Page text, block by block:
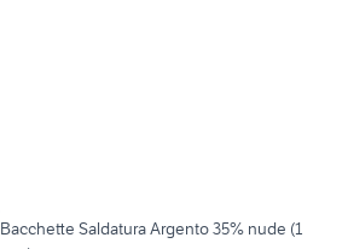
Bacchette Saldatura Argento 35% nude (1